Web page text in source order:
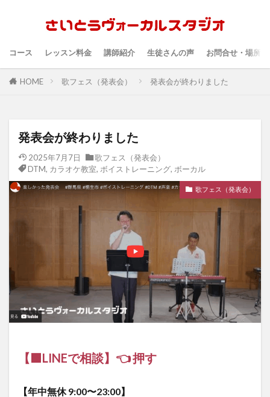
コース レッスン料金 講師紹介 生徒さんの声 お問合せ・場所
HOME 歌フェス（発表会） 発表会が終わりました
発表会が終わりました
2025年7月7日
歌フェス（発表会）
DTM, カラオケ教室, ボイストレーニング, ボーカル
歌フェス（発表会）
【🟩LINEで相談】👈 押す
【年中無休 9:00〜23:00】